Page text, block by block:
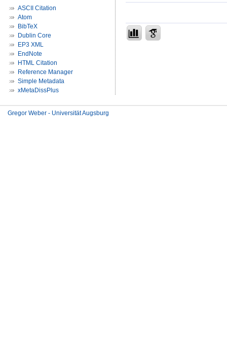
ASCII Citation
Atom
BibTeX
Dublin Core
EP3 XML
EndNote
HTML Citation
Reference Manager
Simple Metadata
xMetaDissPlus
Gregor Weber - Universität Augsburg